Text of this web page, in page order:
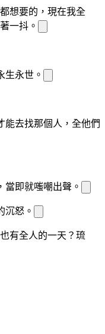
想要的，現在我全
著一抖。
生永世。
能去找那個 人， 全他們
當即就嗤嘲出聲。
沉怒。
有全人的一天？琉